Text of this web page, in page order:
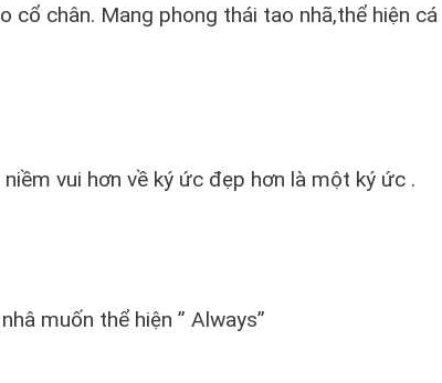
chân. Mang phong thái tao nhã,thể hiện cá
vui hơn về ký ức đẹp hơn là một ký ức .
muốn thể hiện ” Always”